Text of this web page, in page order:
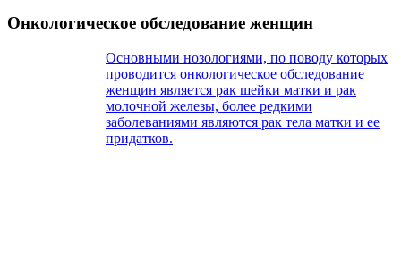
Онкологическое обследование женщин
Основными нозологиями, по поводу которых
проводится онкологическое обследование
женщин является рак шейки матки и рак
молочной железы, более редкими
заболеваниями являются рак тела матки и ее
придатков.